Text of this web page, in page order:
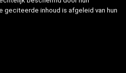
geciteerde inhoud is afgeleid van hun